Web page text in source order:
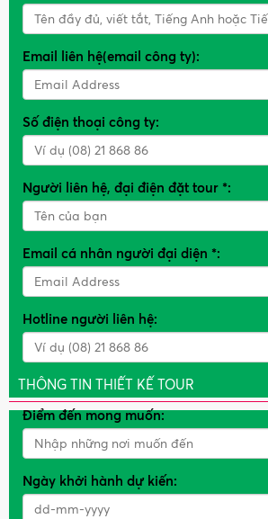
Email liên hệ(email công ty):
Số điện thoại công ty:
Người liên hệ, đại điện đặt tour *:
Email cá nhân người đại diện *:
Hotline người liên hệ:
THÔNG TIN THIẾT KẾ TOUR
Điểm đến mong muốn:
Ngày khởi hành dự kiến: